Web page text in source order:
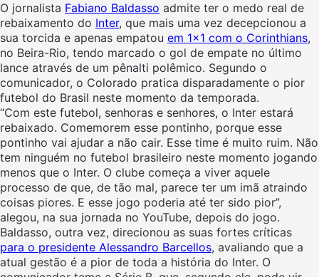
O jornalista Fabiano Baldasso admite ter o medo real de
rebaixamento do Inter, que mais uma vez decepcionou a
sua torcida e apenas empatou em 1×1 com o Corinthians,
no Beira-Rio, tendo marcado o gol de empate no último
lance através de um pênalti polêmico. Segundo o
comunicador, o Colorado pratica disparadamente o pior
futebol do Brasil neste momento da temporada.
“Com este futebol, senhoras e senhores, o Inter estará
rebaixado. Comemorem esse pontinho, porque esse
pontinho vai ajudar a não cair. Esse time é muito ruim. Não
tem ninguém no futebol brasileiro neste momento jogando
menos que o Inter. O clube começa a viver aquele
processo de que, de tão mal, parece ter um imã atraindo
coisas piores. E esse jogo poderia até ter sido pior”,
alegou, na sua jornada no YouTube, depois do jogo.
Baldasso, outra vez, direcionou as suas fortes críticas
para o presidente Alessandro Barcellos, avaliando que a
atual gestão é a pior de toda a história do Inter. O